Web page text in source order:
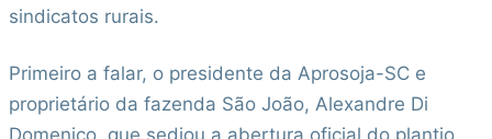
sindicatos rurais.
Primeiro a falar, o presidente da Aprosoja-SC e
proprietário da fazenda São João, Alexandre Di